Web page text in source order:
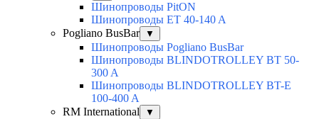
Шинопроводы PitON
Шинопроводы ET 40-140 A
Pogliano BusBar
▼
Шинопроводы Pogliano BusBar
Шинопроводы BLINDOTROLLEY BT 50-
300 A
Шинопроводы BLINDOTROLLEY BT-E
100-400 A
RM International
▼